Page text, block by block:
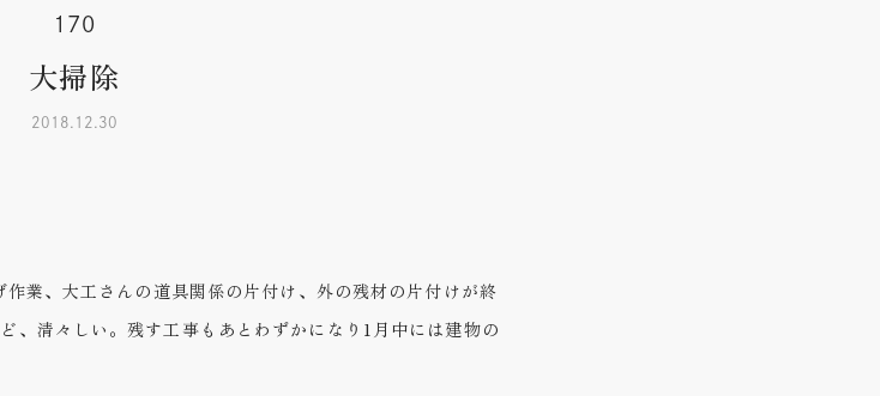
170
大掃除
2018.12.30
業、大工さんの道具関係の片付け、外の残材の片付けが終
、清々しい。残す工事もあとわずかになり1月中には建物の